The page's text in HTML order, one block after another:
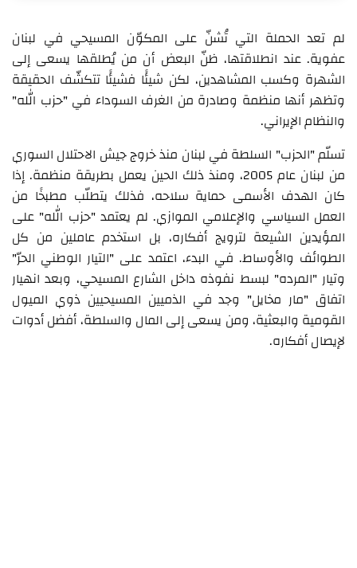
لم تعد الحملة التي تُشنّ على المكوّن المسيحي في لبنان
عفوية. عند انطلاقتها، ظنّ البعض أن من يُطلقها يسعى إلى
الشهرة وكسب المشاهدين، لكن شيئًا فشيئًا تتكشّف الحقيقة
وتظهر أنها منظمة وصادرة من الغرف السوداء في "حزب الله"
والنظام الإيراني.
تسلّم "الحزب" السلطة في لبنان منذ خروج جيش الاحتلال السوري
من لبنان عام 2005، ومنذ ذلك الحين يعمل بطريقة منظمة. إذا
كان الهدف الأسمى حماية سلاحه، فذلك يتطلّب مطبخًا من
العمل السياسي والإعلامي الموازي. لم يعتمد "حزب الله" على
المؤيدين الشيعة لترويج أفكاره، بل استخدم عاملين من كل
الطوائف والأوساط. في البدء، اعتمد على "التيار الوطني الحرّ"
وتيار "المرده" لبسط نفوذه داخل الشارع المسيحي، وبعد انهيار
اتفاق "مار مخايل" وجد في الذميين المسيحيين ذوي الميول
القومية والبعثية، ومن يسعى إلى المال والسلطة، أفضل أدوات
لإيصال أفكاره.